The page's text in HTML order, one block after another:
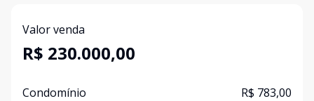
Valor venda
R$ 230.000,00
Condomínio R$ 783,00